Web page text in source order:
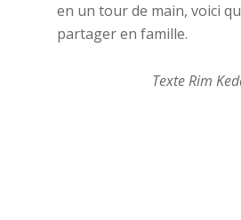
en un tour de main, voici
partager en famille.
Texte Rim